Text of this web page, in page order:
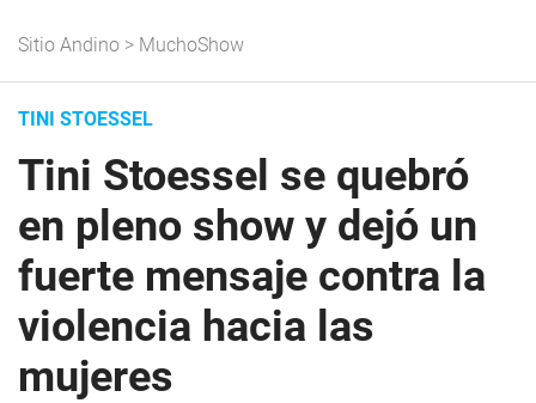
Sitio Andino > MuchoShow
TINI STOESSEL
Tini Stoessel se quebró
en pleno show y dejó un
fuerte mensaje contra la
violencia hacia las
mujeres